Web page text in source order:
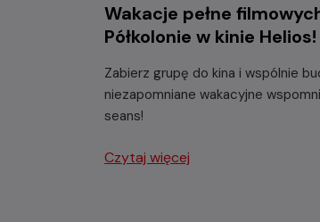
Wakacje pełne
Półkolonie w kinie Helios!
Zabierz grupę do kina i wspólnie
niezapomniane wakacyjne
seans!
Czytaj więcej